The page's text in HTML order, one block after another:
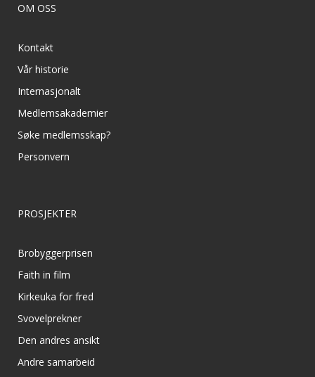
OM OSS
Kontakt
Vår historie
Internasjonalt
Medlemsakademier
Søke medlemsskap?
Personvern
PROSJEKTER
Brobyggerprisen
Faith in film
Kirkeuka for fred
Svovelprekner
Den andres ansikt
Andre samarbeid